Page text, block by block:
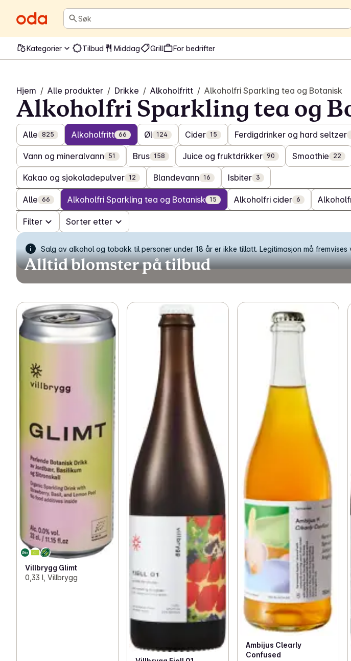
Søk
Kategorier Tilbud Middag Grill For bedrifter
Hjem / Alle produkter / Drikke / Alkoholfritt / Alkoholfri Sparkling tea og Botanisk
Alkoholfri Sparkling tea og
Alle 825 Alkoholfritt 66 Øl 124 Cider 15 Ferdigdrinker og hard seltzer
Vann og mineralvann 51 Brus 158 Juice og fruktdrikker 90 Smoothie 22
Kakao og sjokoladepulver 12 Blandevann 16 Isbiter 3
Alle 66 Alkoholfri Sparkling tea og Botanisk 15 Alkoholfri cider 6
Filter Sorter etter
Salg av alkohol og tobakk til personer under 18 år er ikke tillatt. Legitimasjon må
Alltid blomster på tilbud
Villbrygg Glimt
0,33 l, Villbrygg
Ambijus Clearly
Confused